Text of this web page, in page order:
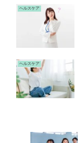
ヘルスケア
ヘルスケア